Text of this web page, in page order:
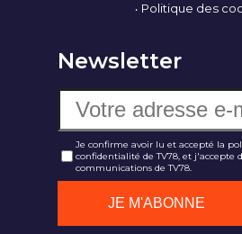
Politique des
Newsletter
Je confirme avoir lu et accepté la
confidentialité de TV78, et j'accepte
communications de TV78.